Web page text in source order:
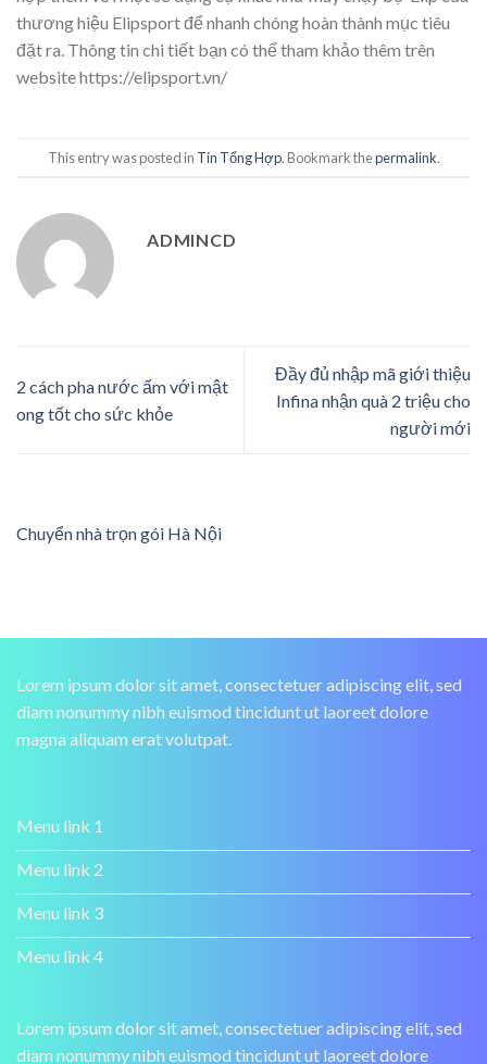
thương hiệu Elipsport để nhanh chóng hoàn thành mục tiêu
đặt ra. Thông tin chi tiết bạn có thể tham khảo thêm trên
website https://elipsport.vn/
This entry was posted in Tin Tổng Hợp. Bookmark thepermalink.
ADMINCD
2 cách pha nước ấm với mật
ong tốt cho sức khỏe
Đầy đủ nhập mã giới thiệu
Infina nhận quà 2 triệu cho
người mới
Chuyển nhà trọn gói Hà Nội
Lorem ipsum dolor sit amet, consectetuer adipiscing elit, sed
diam nonummy nibh euismod tincidunt ut laoreet dolore
magna aliquam erat volutpat.
Menu link 1
Menu link 2
Menu link 3
Menu link 4
Lorem ipsum dolor sit amet, consectetuer adipiscing elit, sed
diam nonummy nibh euismod tincidunt ut laoreet dolore